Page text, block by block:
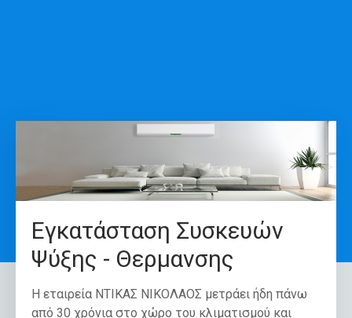
Εγκατάσταση Συσκευών
Ψύξης - Θερμανσης
Η εταιρεία ΝΤΙΚΑΣ ΝΙΚΟΛΑΟΣ μετράει ήδη πάνω
από 30 χρόνια στο χώρο του κλιματισμού και